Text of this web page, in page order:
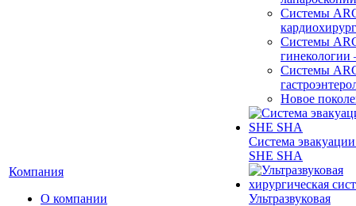
Компания
О компании
Системы
Системы
гинекологии
Системы
Новое
Система
SHE SHA
Ультразвуковая